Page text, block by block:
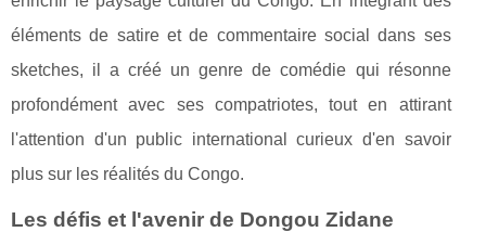
éléments de satire et de commentaire social dans ses
sketches, il a créé un genre de comédie qui résonne
profondément avec ses compatriotes, tout en attirant
l'attention d'un public international curieux d'en savoir
plus sur les réalités du Congo.
Les défis et l'avenir de Dongou Zidane